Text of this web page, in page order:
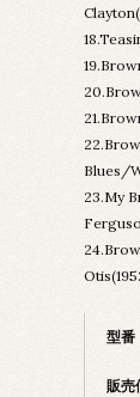
Blues/
23.My
型番
販売